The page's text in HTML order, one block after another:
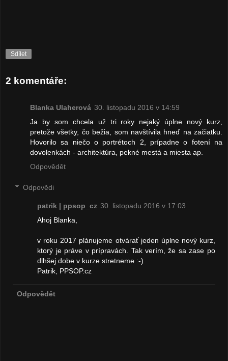
Sdílet
2 komentáře:
Blanka Ulaherová 30. listopadu 2016 v 14:59
Ja by som chcela už tri roky nejaký úplne nový kurz,
pretože všetky, čo bežia, som navštívila hneď na začiatku.
Hovorilo sa niečo o portrétoch 2, prípadne o fotení na
dovolenkách - architektúra, pekné mestá a miesta ap.
Odpovědět
Odpovědi
patrik | ppsop_cz 30. listopadu 2016 v 17:03
Ahoj Blanka,
v roku 2017 plánujeme otvárať jeden úplne nový kurz,
ktorý je práve v prípravách. Tak verím, že sa zase po
dlhšej dobe v kurze stretneme :-)
Patrik, PPSOP.cz
Odpovědět